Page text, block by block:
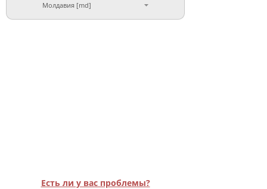
Молдавия [md]
Есть ли у вас проблемы?